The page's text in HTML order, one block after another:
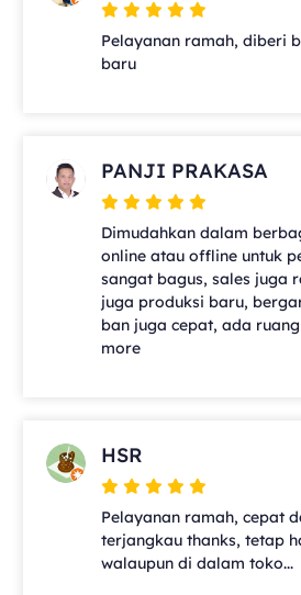
Pelayanan ramah, diberi
baru
PANJI PRAKASA
Dimudahkan dalam
online atau offline untuk
sangat bagus, sales juga
juga produksi baru,
ban juga cepat, ada
more
HSR
Pelayanan ramah, cepat
terjangkau thanks, tetap
walaupun di dalam toko...